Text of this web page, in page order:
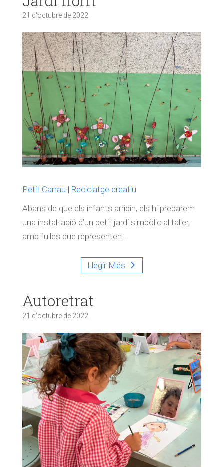
21 d'octubre de 2022
Petit Carrau | Reciclatge creatiu
Abans de que els infants arribin, els hi preparem
una instal·lació d’un petit jardí simbòlic al taller,
amb fulles que representen...
Llegir Més
Autoretrat
21 d'octubre de 2022